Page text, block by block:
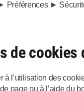
Préférences ►
de
l’utilisation des
page ou à l’aide du